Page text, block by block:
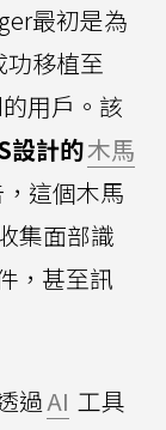
最初是為
移植至
用戶。該
設計的木馬
這個木馬
集面部識
，甚至訊
過AI 工具